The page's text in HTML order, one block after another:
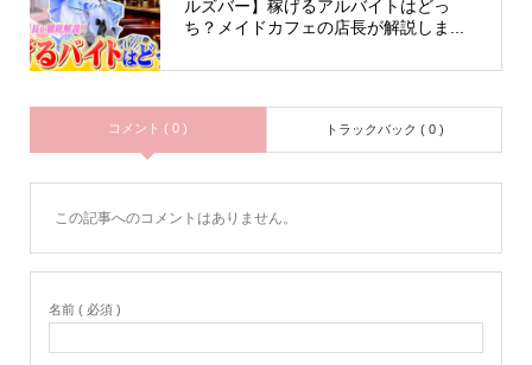
ルズバー】稼げるアルバイトはどっ
ち？メイドカフェの店長が解説しま...
コメント ( 0 ) トラックバック ( 0 )
この記事へのコメントはありません。
名前 ( 必須 )